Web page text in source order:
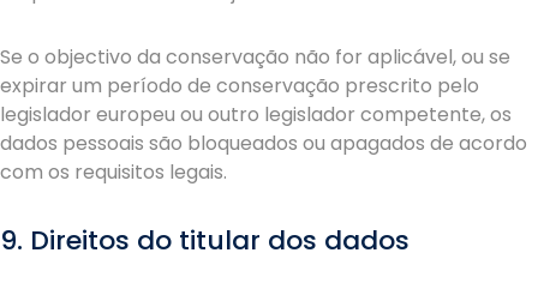
Se o objectivo da conservação não for aplicável, ou se
expirar um período de conservação prescrito pelo
legislador europeu ou outro legislador competente, os
dados pessoais são bloqueados ou apagados de acordo
com os requisitos legais.
9. Direitos do titular dos dados